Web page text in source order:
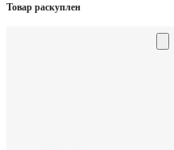
Товар раскуплен